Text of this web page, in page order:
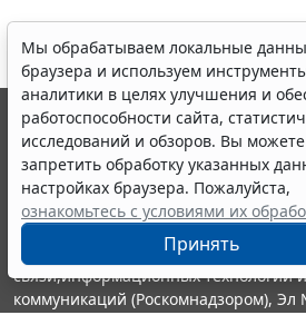
Мы обрабатываем локальные
браузера и используем
аналитики в целях улучшения и
работоспособности сайта,
исследований и обзоров. Вы можете
запретить обработку указанных
настройках браузера. Пожалуйста,
ознакомьтесь с условиями их
Принять
© ООО "НПП "ГАРАНТ-СЕРВИС", 2026.
выпускается с 1990 года. Компания
являются участниками Российской
информации ГАРАНТ.
Портал ГАРАНТ.РУ зарегистрирован
издания Федеральной службой по
связи,информационных технологий
коммуникаций (Роскомнадзором),